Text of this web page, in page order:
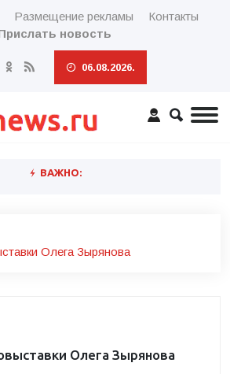
Размещение рекламы
Контакты
новость
06.08.2026.
ВАЖНО:
Олега Зырянова
Олега Зырянова